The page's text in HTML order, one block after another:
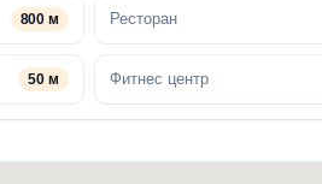
800 м Ресторан
50 м Фитнес центр